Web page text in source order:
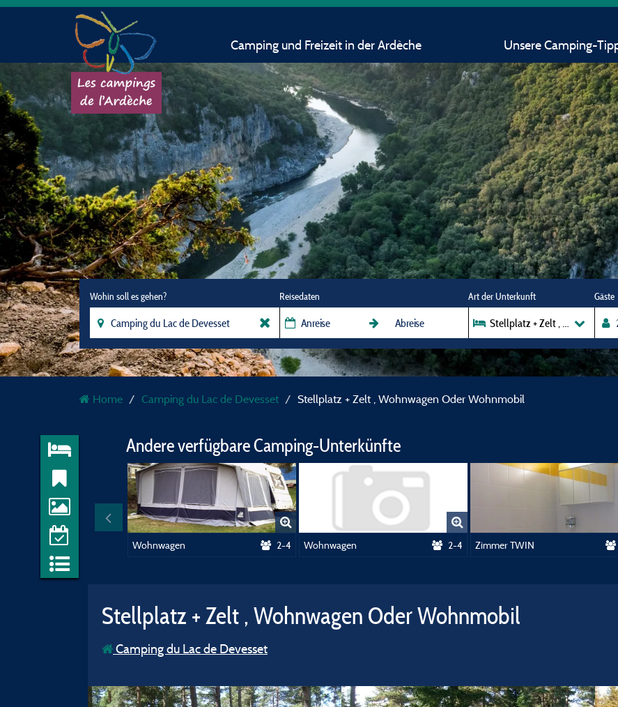
Camping und Freizeit in der Ardèche Unsere Camping-
Wohin soll es gehen? Reisedaten Art der Unterkunft
Stellplatz + Zelt , Wohnwagen
Gäste
Home Camping du Lac de Devesset Stellplatz + Zelt , Wohnwagen Oder Wohnmobil
Andere verfügbare Camping-Unterkünfte
Wohnwagen 2-4 Wohnwagen 2-4 Zimmer TWIN
Stellplatz + Zelt , Wohnwagen Oder Wohnmobil
Camping du Lac de Devesset